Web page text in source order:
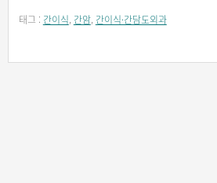
태그 : 간이식, 간암, 간이식·간담도외과